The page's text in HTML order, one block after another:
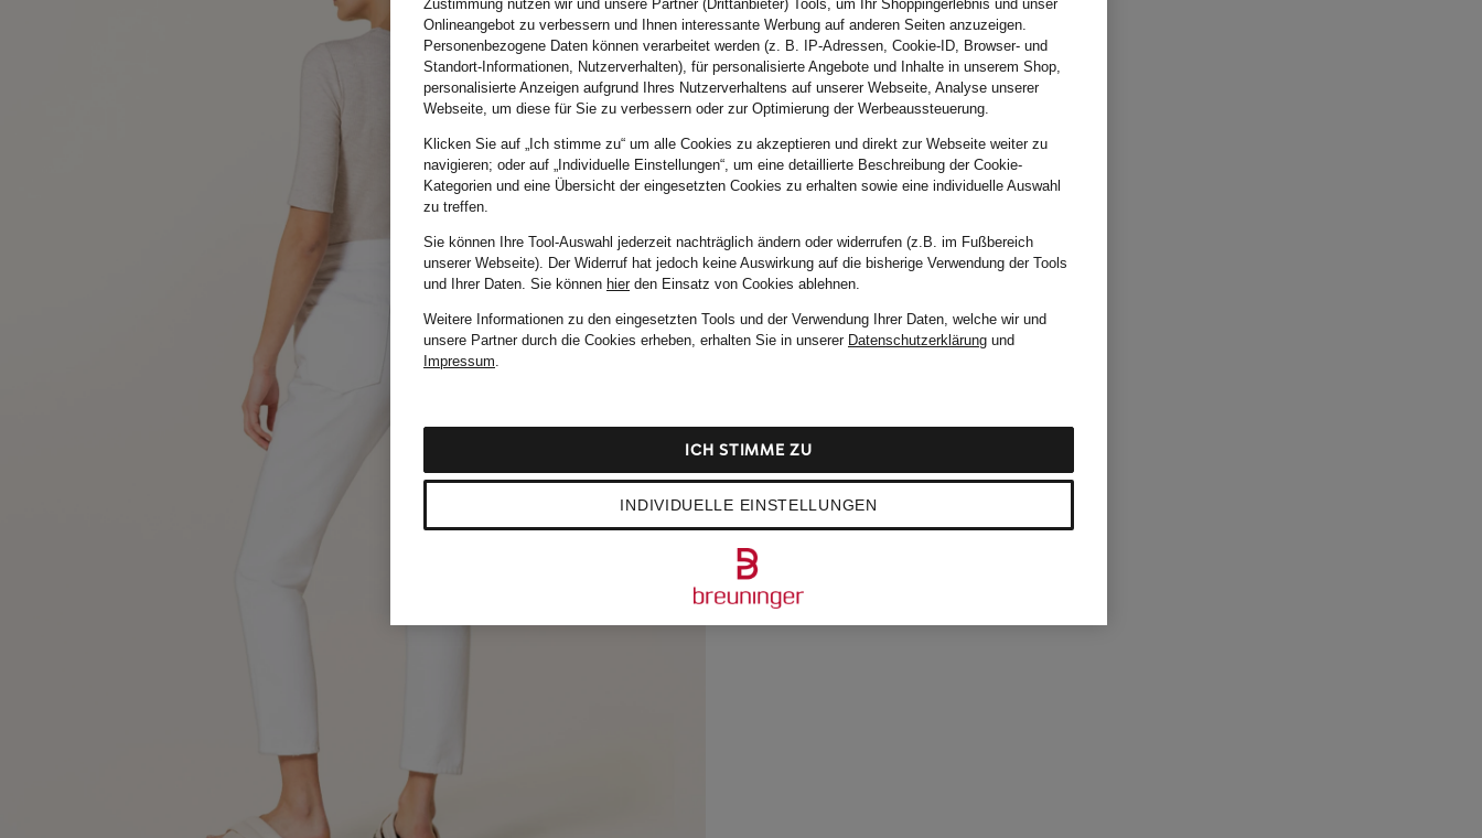
Zustimmung nutzen wir und unsere Partner (Drittanbieter) Tools, um Ihr Shoppingerlebnis und unser
Onlineangebot zu verbessern und Ihnen interessante Werbung auf anderen Seiten anzuzeigen.
Personenbezogene Daten können verarbeitet werden (z. B. IP-Adressen, Cookie-ID, Browser- und
Standort-Informationen, Nutzerverhalten), für personalisierte Angebote und Inhalte in unserem Shop,
personalisierte Anzeigen aufgrund Ihres Nutzerverhaltens auf unserer Webseite, Analyse unserer
Webseite, um diese für Sie zu verbessern oder zur Optimierung der Werbeaussteuerung.
Klicken Sie auf „Ich stimme zu“ um alle Cookies zu akzeptieren und direkt zur Webseite weiter zu
navigieren; oder auf „Individuelle Einstellungen“, um eine detaillierte Beschreibung der Cookie-
Kategorien und eine Übersicht der eingesetzten Cookies zu erhalten sowie eine individuelle Auswahl
zu treffen.
Sie können Ihre Tool-Auswahl jederzeit nachträglich ändern oder widerrufen (z.B. im Fußbereich
unserer Webseite). Der Widerruf hat jedoch keine Auswirkung auf die bisherige Verwendung der Tools
und Ihrer Daten. Sie können hierden Einsatz von Cookies ablehnen.
Weitere Informationen zu den eingesetzten Tools und der Verwendung Ihrer Daten, welche wir und
unsere Partner durch die Cookies erheben, erhalten Sie in unserer Datenschutzerklärung und
Impressum.
INDIVIDUELLE EINSTELLUNGEN
ICH STIMME ZU